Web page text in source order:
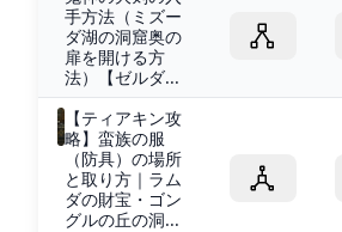
手方法（ミズー
ダ湖の洞窟奥の
扉を開ける方
法）【ゼルダ...
【ティアキン攻
略】蛮族の服
（防具）の場所
と取り方｜ラム
ダの財宝・ゴン
グルの丘の洞...